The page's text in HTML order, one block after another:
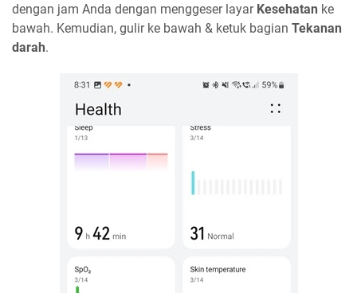
dengan jam Anda dengan menggeser layar Kesehatan ke
bawah. Kemudian, gulir ke bawah & ketuk bagian Tekanan
darah.